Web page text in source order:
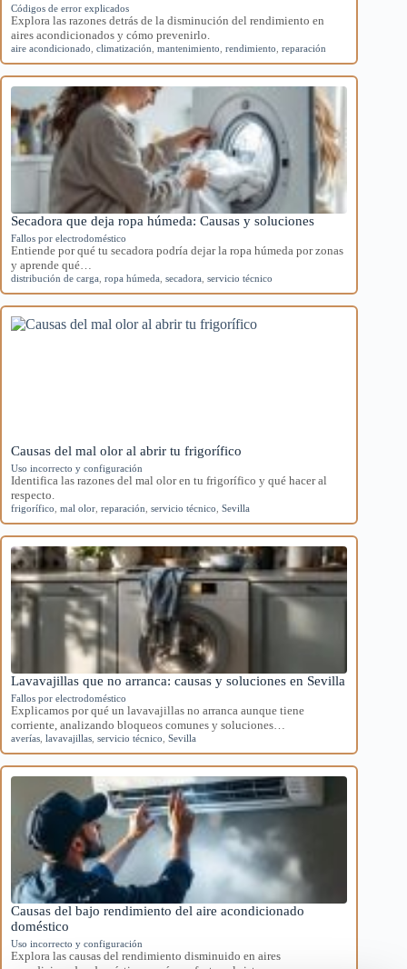
Códigos de error explicados
Explora las razones detrás de la disminución del rendimiento en
aires acondicionados y cómo prevenirlo.
aire acondicionado climatización mantenimiento rendimiento reparación
Secadora que deja ropa húmeda: Causas y soluciones
Fallos por electrodoméstico
Entiende por qué tu secadora podría dejar la ropa húmeda por zonas
y aprende qué…
distribución de carga ropa húmeda secadora servicio técnico
Causas del mal olor al abrir tu frigorífico
Uso incorrecto y configuración
Identifica las razones del mal olor en tu frigorífico y qué hacer al
respecto.
frigorífico mal olor reparación servicio técnico Sevilla
Lavavajillas que no arranca: causas y soluciones en Sevilla
Fallos por electrodoméstico
Explicamos por qué un lavavajillas no arranca aunque tiene
corriente, analizando bloqueos comunes y soluciones…
averías lavavajillas servicio técnico Sevilla
Causas del bajo rendimiento del aire acondicionado
doméstico
Uso incorrecto y configuración
Explora las causas del rendimiento disminuido en aires